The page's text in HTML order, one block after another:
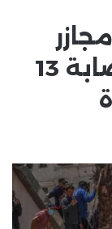
برفح وجباليا ويعلن إصابة 13